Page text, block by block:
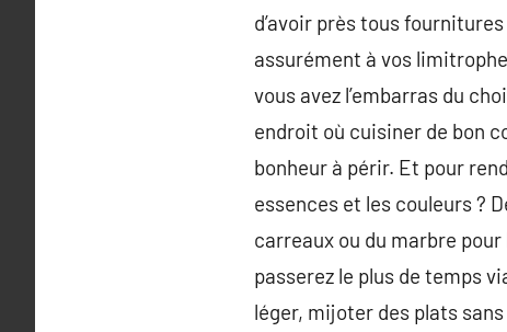
d’avoir près tous
assurément à vos
vous avez l’embarras du
endroit où cuisiner de bon
bonheur à périr. Et pour
essences et les couleurs ?
carreaux ou du marbre
passerez le plus de temps
léger, mijoter des plats